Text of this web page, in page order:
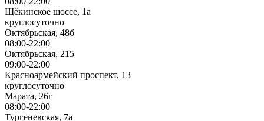
Щёкинское шоссе, 1а
круглосуточно
Октябрьская, 48б
08:00-22:00
Октябрьская, 215
09:00-22:00
Красноармейский проспект, 13
круглосуточно
Марата, 26г
08:00-22:00
Тургеневская, 7а